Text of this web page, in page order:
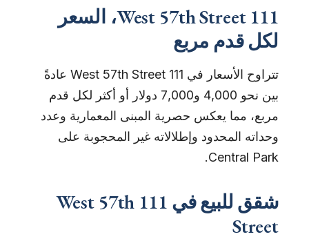
111 West 57th Street، السعر
لكل قدم مربع
تتراوح الأسعار في 111 West 57th Street عادةً
بين نحو 4,000 و7,000 دولار أو أكثر لكل قدم
مربع، مما يعكس حصرية المبنى المعمارية وعدد
وحداته المحدود وإطلالاته غير المحجوبة على
Central Park.
شقق للبيع في 111 West 57th
Street